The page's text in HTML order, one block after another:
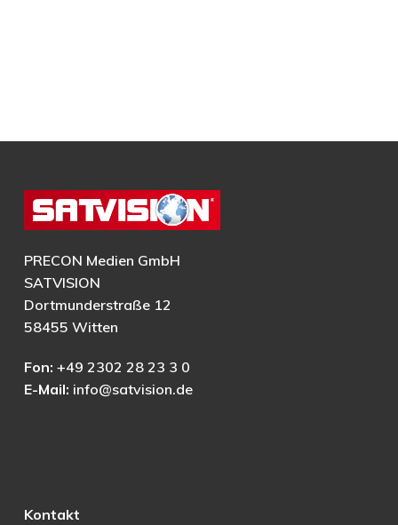
PRECON Medien GmbH
SATVISION
Dortmunderstraße 12
58455 Witten
Fon: +49 2302 28 23 3 0
E-Mail: info@satvision.de
Kontakt